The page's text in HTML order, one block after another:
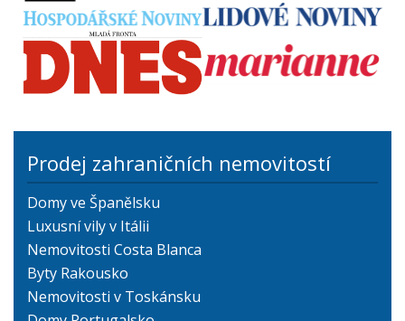
Prodej zahraničních nemovitostí
Domy ve Španělsku
Luxusní vily v Itálii
Nemovitosti Costa Blanca
Byty Rakousko
Nemovitosti v Toskánsku